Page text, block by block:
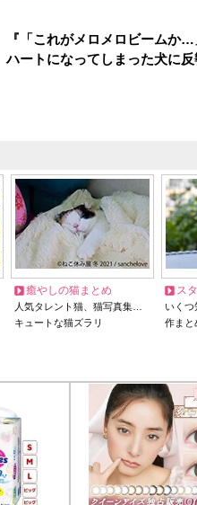
『「これがメロメロビームか
ハートになってしまった犬に
癒やしの猫まとめ
人気タレント猫、猫写真集…
キュートな猫ズラリ
ス
いく
作まと